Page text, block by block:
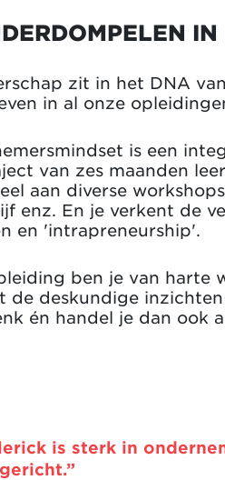
zit in het DNA
in al onze
is een
van zes maanden
aan diverse
enz. En je verkent de
en 'intrapreneurship'.
ben je van harte
de deskundige
én handel je dan ook
is sterk in